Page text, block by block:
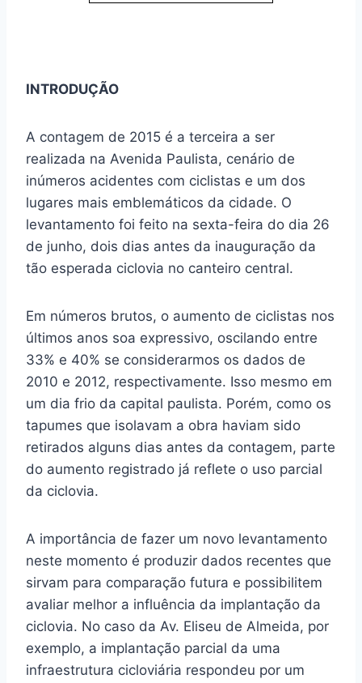
INTRODUÇÃO
A contagem de 2015 é a terceira a ser
realizada na Avenida Paulista, cenário de
inúmeros acidentes com ciclistas e um dos
lugares mais emblemáticos da cidade. O
levantamento foi feito na sexta-feira do dia 26
de junho, dois dias antes da inauguração da
tão esperada ciclovia no canteiro central.
Em números brutos, o aumento de ciclistas nos
últimos anos soa expressivo, oscilando entre
33% e 40% se considerarmos os dados de
2010 e 2012, respectivamente. Isso mesmo em
um dia frio da capital paulista. Porém, como os
tapumes que isolavam a obra haviam sido
retirados alguns dias antes da contagem, parte
do aumento registrado já reflete o uso parcial
da ciclovia.
A importância de fazer um novo levantamento
neste momento é produzir dados recentes que
sirvam para comparação futura e possibilitem
avaliar melhor a influência da implantação da
ciclovia. No caso da Av. Eliseu de Almeida, por
exemplo, a implantação parcial da uma
infraestrutura cicloviária respondeu por um